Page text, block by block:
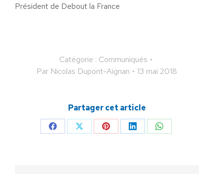
Président de Debout la France
Catégorie : Communiqués
Par Nicolas Dupont-Aignan 13 mai 2018
Partager cet article
PartagerPartagerPartagerPartagerPartager